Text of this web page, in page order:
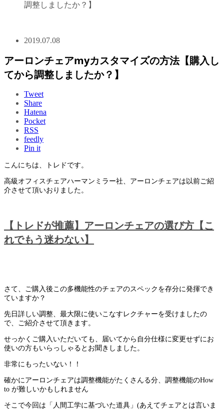
調整しましたか？】
2019.07.08
アーロンチェアmyカスタマイズの方法【購入し
てから調整しましたか？】
Tweet
Share
Hatena
Pocket
RSS
feedly
Pin it
こんにちは、トレドです。
高級オフィスチェアハーマンミラー社、アーロンチェアは以前ご紹
介させて頂いおりました。
【トレドが推薦】アーロンチェアの選び方【こ
れでもう迷わない】
さて、ご購入後この多機能性のチェアのスペックを存分に発揮でき
ていますか？
先日詳しい調整、最大限に使いこなすレクチャーを受けましたの
で、ご紹介させて頂きます。
せっかくご購入いただいても、届いてから自分仕様に変更せずにお
使いの方もいらっしゃるとお聞きしました。
非常にもったいない！！
確かにアーロンチェアは調整機能がたくさんる分、調整機能のHow
to が難しいかもしれません
そこで今回は「人間工学に基づいた道具」(あえてチェアとは言いま